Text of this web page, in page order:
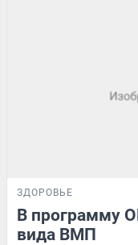
ЗДОРОВЬЕ
В программу
вида ВМП